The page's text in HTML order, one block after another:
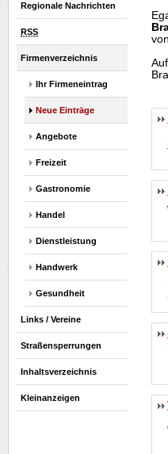
Regionale Nachrichten
RSS
Firmenverzeichnis
Ihr Firmeneintrag
Neue Einträge
Angebote
Freizeit
Gastronomie
Handel
Dienstleistung
Handwerk
Gesundheit
Links / Vereine
Straßensperrungen
Inhaltsverzeichnis
Kleinanzeigen